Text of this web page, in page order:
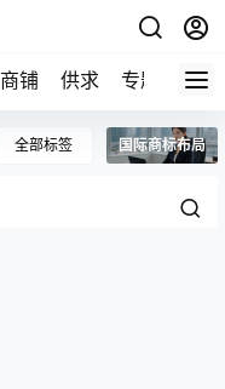
商铺 供求 专题 导航
全部标签 国际商标布局